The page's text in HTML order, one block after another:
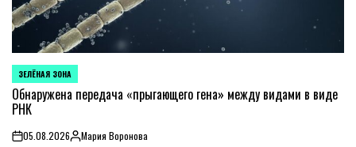
POSTED
IN
ЗЕЛЁНАЯ ЗОНА
Обнаружена передача «прыгающего гена» между видами в виде
РНК
on05.08.2026PostedМария Воронова